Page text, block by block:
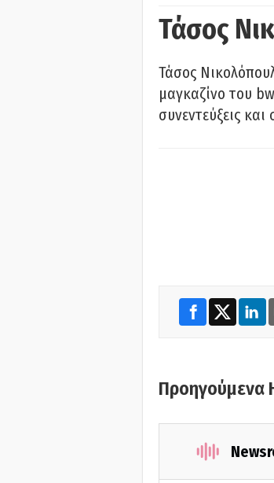
Τάσος
Τάσος
μαγκαζίνο του
συνεντεύξεις
Προηγούμενα